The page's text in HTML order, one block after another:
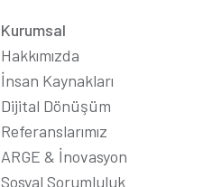
Kurumsal
Hakkımızda
İnsan Kaynakları
Dijital Dönüşüm
Referanslarımız
ARGE & İnovasyon
Sosyal Sorumluluk